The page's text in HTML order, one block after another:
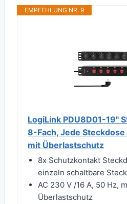
EMPFEHLUNG NR. 9
LogiLink PDU8D01-19"
8-Fach, Jede
mit Überlastschutz
8x Schutzkontakt
einzeln schaltbare
AC 230 V /16 A, 50 Hz,
Überlastschutz